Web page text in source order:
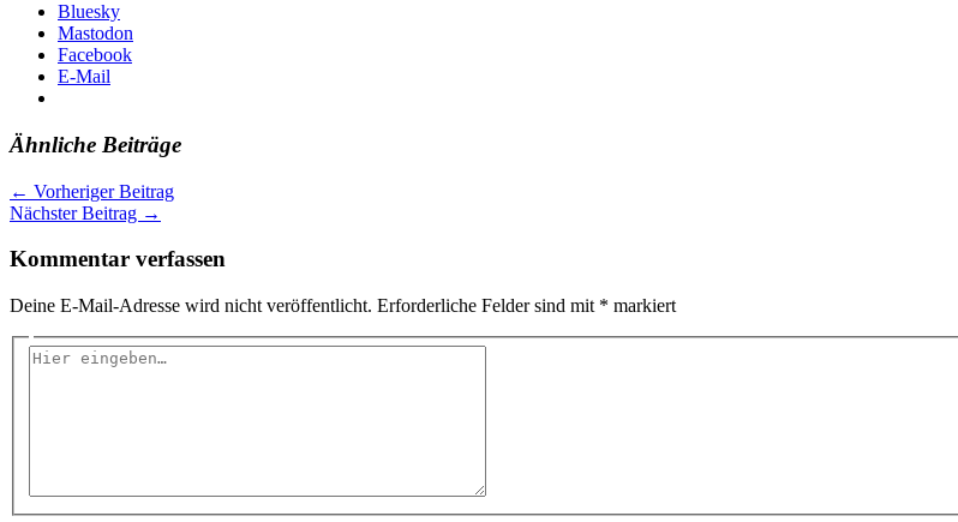
Bluesky
Mastodon
Facebook
E-Mail
Ähnliche Beiträge
← Vorheriger Beitrag
Nächster Beitrag →
Kommentar verfassen
Deine E-Mail-Adresse wird nicht veröffentlicht. Erforderliche Felder sind mit * markiert
Hier